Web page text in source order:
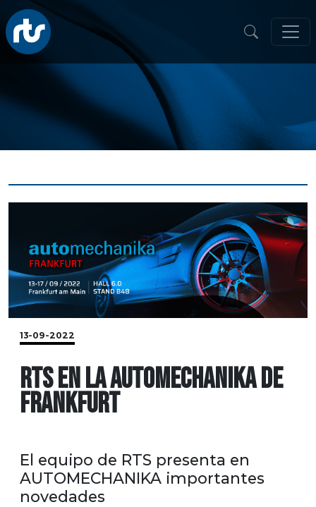
13-09-2022
RTS EN LA AUTOMECHANIKA DE
FRANKFURT
El equipo de RTS presenta en
AUTOMECHANIKA importantes
novedades